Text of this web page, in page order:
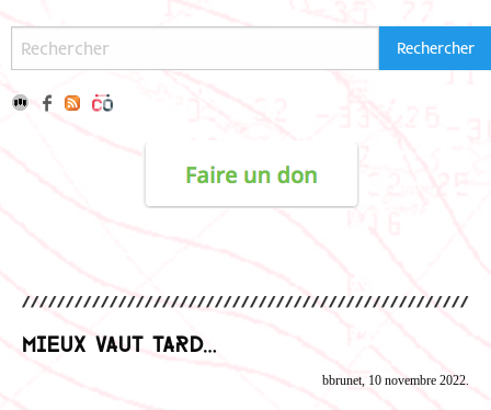
Mieux vaut tard…
bbrunet, 10 novembre 2022.